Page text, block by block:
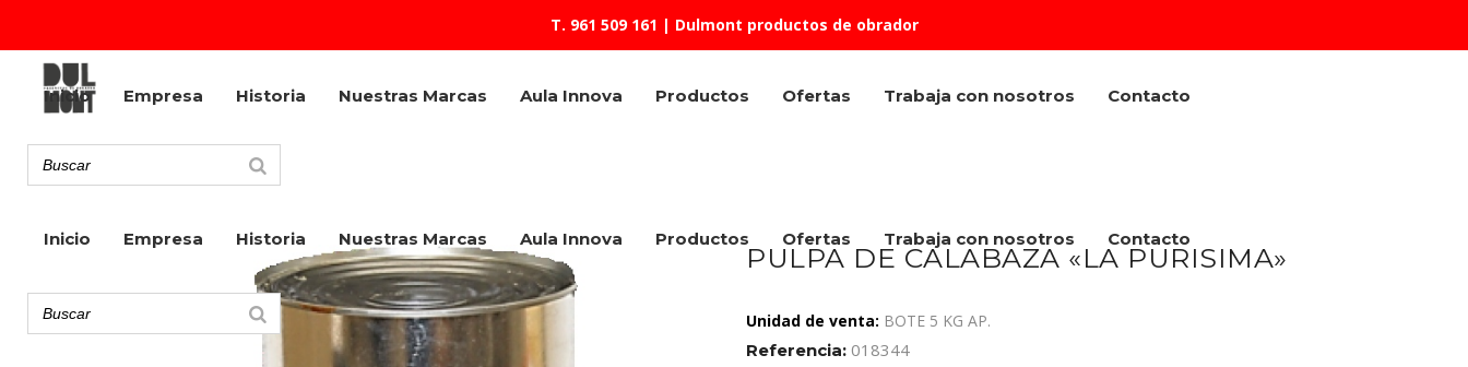
T. 961 509 161 | Dulmont productos de obrador
Inicio Empresa Historia Nuestras Marcas Aula Innova Productos Ofertas Trabaja con nosotros Contacto
Inicio Empresa Historia Nuestras Marcas Aula Innova Productos Ofertas Trabaja con nosotros Contacto
PULPA DE CALABAZA «LA PURISIMA»
Unidad de venta: BOTE 5 KG AP.
Referencia: 018344